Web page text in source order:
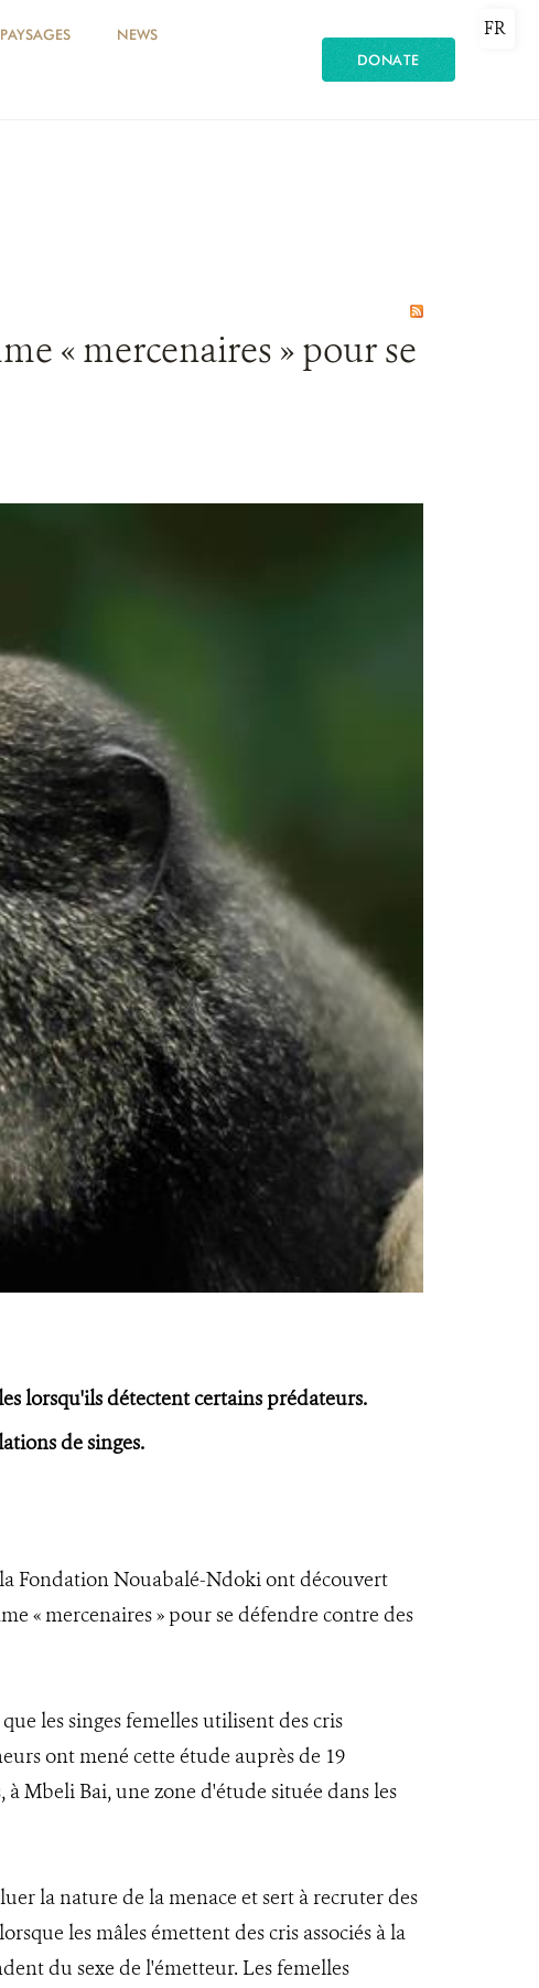
PAYSAGES NEWS
DONATE
FR
« mercenaires » pour se
lorsqu'ils détectent certains prédateurs.
de singes.
Fondation Nouabalé-Ndoki ont découvert
« mercenaires » pour se défendre contre des
les singes femelles utilisent des cris
ont mené cette étude auprès de 19
à Mbeli Bai, une zone d'étude située dans les
la nature de la menace et sert à recruter des
les mâles émettent des cris associés à la
du sexe de l'émetteur. Les femelles